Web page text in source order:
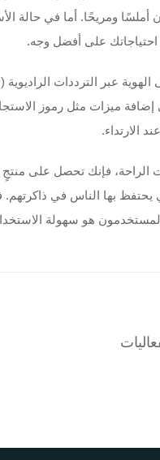
على أفضل وجه.
الارتداء.
فإنك تحصل على منتجٍ
يحتفظ بها الناس في